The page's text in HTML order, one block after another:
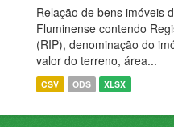
Relação de bens imóveis
Fluminense contendo
(RIP), denominação do
valor do terreno, área...
CSV ODS XLSX